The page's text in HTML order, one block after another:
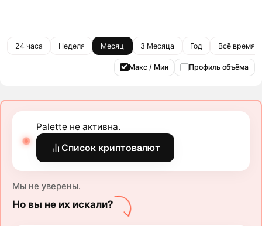
24 часа Неделя Месяц 3 Месяца Год Всё время
Макс / Мин Профиль объёма
Palette не активна.
Список криптовалют
Мы не уверены.
Но вы не их искали?